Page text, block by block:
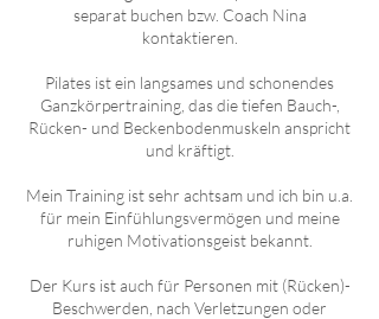
separat buchen bzw. Coach Nina
kontaktieren.
Pilates ist ein langsames und schonendes
Ganzkörpertraining, das die tiefen Bauch-,
Rücken- und Beckenbodenmuskeln anspricht
und kräftigt.
Mein Training ist sehr achtsam und ich bin u.a.
für mein Einfühlungsvermögen und meine
ruhigen Motivationsgeist bekannt.
Der Kurs ist auch für Personen mit (Rücken)-
Beschwerden, nach Verletzungen oder